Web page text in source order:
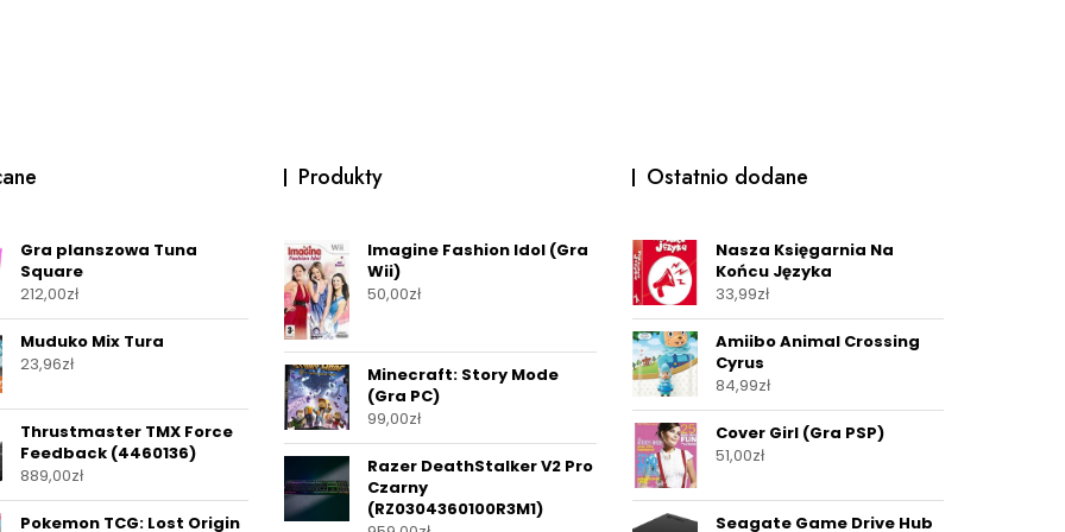
Gra planszowa Tuna
Square
212,00zł
Muduko Mix Tura
23,96zł
Thrustmaster TMX Force
Feedback (4460136)
889,00zł
Pokemon TCG: Lost Origin
Produkty
Imagine Fashion Idol (Gra
Wii)
50,00zł
Minecraft: Story Mode
(Gra PC)
99,00zł
Razer DeathStalker V2 Pro
Czarny
(RZ0304360100R3M1)
Ostatnio dodane
Nasza Księgarnia Na
Końcu Języka
33,99zł
Amiibo Animal Crossing
Cyrus
84,99zł
Cover Girl (Gra PSP)
51,00zł
Seagate Game Drive Hub